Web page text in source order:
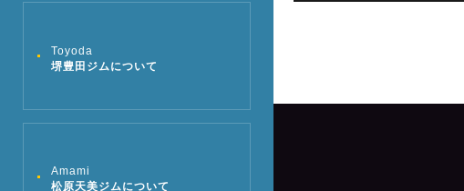
Toyoda
堺豊田ジムについて
Amami
松原天美ジムについて
ン